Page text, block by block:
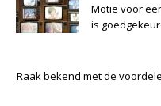
Motie voor
is
Raak bekend met de